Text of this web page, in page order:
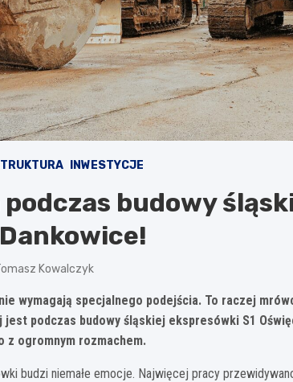
INWESTYCJE
budowy
Kowalczyk
wymagają specjalnego podejścia. To raczej
jest podczas budowy śląskiej ekspresówki S1
z ogromnym rozmachem.
budzi niemałe emocje. Najwięcej pracy